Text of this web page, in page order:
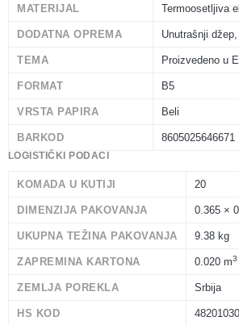
MATERIJAL Termoosetljiva
DODATNA OPREMA Unutrašnji
TEMA Proizvedeno u
FORMAT B5
VRSTA PAPIRA Beli
BARKOD 8605025646671
LOGISTIČKI PODACI
KOMADA U KUTIJI 20
DIMENZIJA PAKOVANJA 0.365 ×
UKUPNA TEŽINA PAKOVANJA 9.38 kg
ZAPREMINA KARTONA 0.020 m3
ZEMLJA POREKLA Srbija
HS KOD